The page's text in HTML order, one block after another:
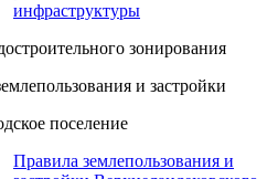
инфраструктуры
зонирования
и застройки
поселение
Правила землепользования и